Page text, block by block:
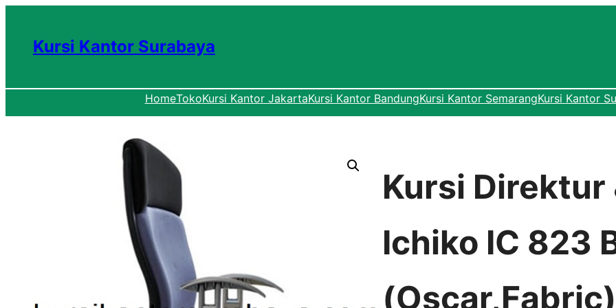
Kursi Kantor Surabaya
HomeTokoKursi Kantor JakartaKursi Kantor BandungKursi Kantor SemarangKursi Kantor
Kursi Direktur
Ichiko IC 823
(Oscar,Fabric)